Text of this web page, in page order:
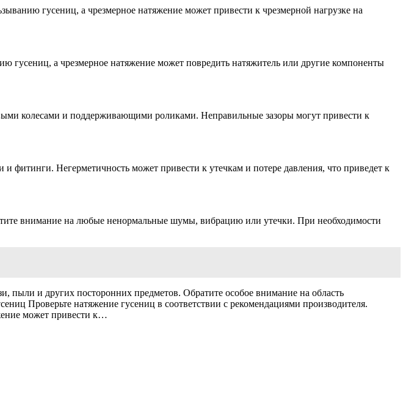
гусениц, а чрезмерное натяжение может привести к чрезмерной нагрузке на
гусениц, а чрезмерное натяжение может повредить натяжитель или другие компоненты
колесами и поддерживающими роликами. Неправильные зазоры могут привести к
фитинги. Негерметичность может привести к утечкам и потере давления, что приведет к
внимание на любые ненормальные шумы, вибрацию или утечки. При необходимости
пыли и других посторонних предметов. Обратите особое внимание на область
Проверьте натяжение гусениц в соответствии с рекомендациями производителя.
может привести к…